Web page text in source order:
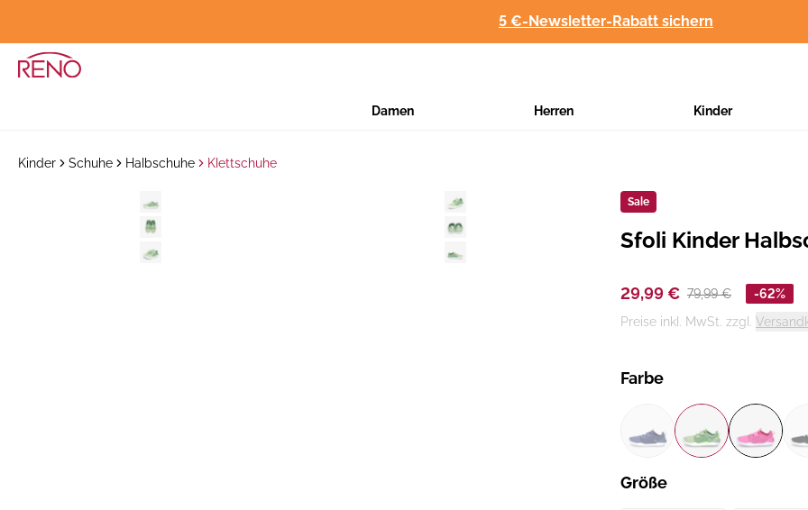
5 €-Newsletter-Rabatt sichern
Damen Herren Kinder
Kinder Schuhe Halbschuhe Klettschuhe
Sale
Hersteller:
Sfoli Kinder
29,99 € 79,99 €
-62%
Preise inkl. MwSt. zzgl.
Farbe
Größe